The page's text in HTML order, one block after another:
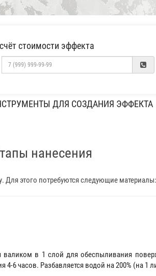
стоимости эффекта
ДЛЯ СОЗДАНИЯ ЭФФЕКТА
нанесения
Для этого потребуются следующие материалы:
валиком в 1 слой для обеспыливания
6 часов. Разбавляется водой на 200% (на 1